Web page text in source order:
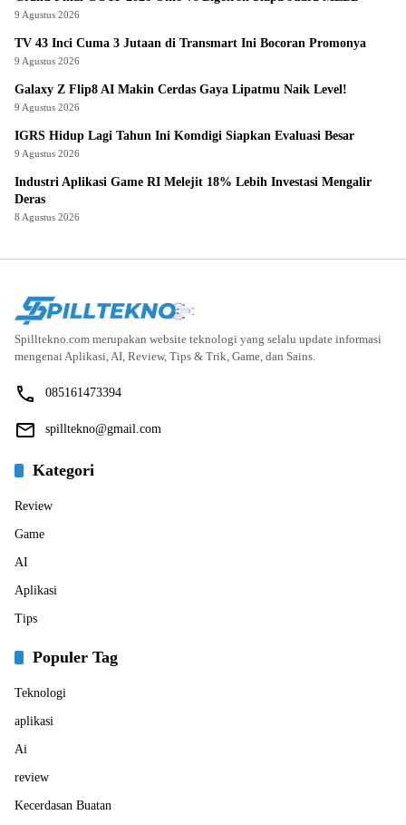
9 Agustus 2026
TV 43 Inci Cuma 3 Jutaan di Transmart Ini Bocoran Promonya
9 Agustus 2026
Galaxy Z Flip8 AI Makin Cerdas Gaya Lipatmu Naik Level!
9 Agustus 2026
IGRS Hidup Lagi Tahun Ini Komdigi Siapkan Evaluasi Besar
9 Agustus 2026
Industri Aplikasi Game RI Melejit 18% Lebih Investasi Mengalir
Deras
8 Agustus 2026
Spilltekno.com merupakan website teknologi yang selalu update informasi
mengenai Aplikasi, AI, Review, Tips & Trik, Game, dan Sains.
085161473394
spilltekno@gmail.com
Kategori
Review
Game
AI
Aplikasi
Tips
Populer Tag
Teknologi
aplikasi
Ai
review
Kecerdasan Buatan